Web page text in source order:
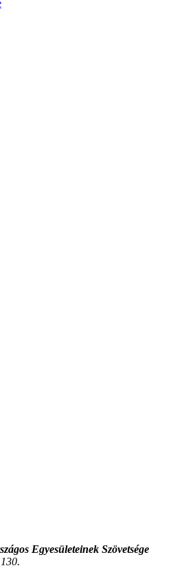
Egyesületeinek Szövetsége